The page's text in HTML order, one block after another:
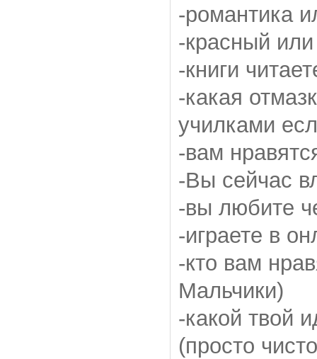
-романтика
-красный
-книги
-какая
училками
-вам
-Вы сейчас
-вы любите
-играете в
-кто вам
Мальчики)
-какой твой
(просто